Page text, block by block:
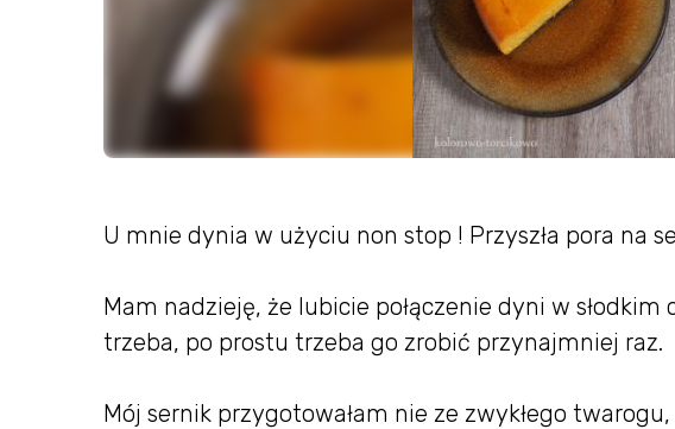
U mnie dynia w użyciu non stop ! Przyszła pora na
Mam nadzieję, że lubicie połączenie dyni w
trzeba, po prostu trzeba go zrobić przynajmniej raz.
Mój sernik przygotowałam nie ze zwykłego